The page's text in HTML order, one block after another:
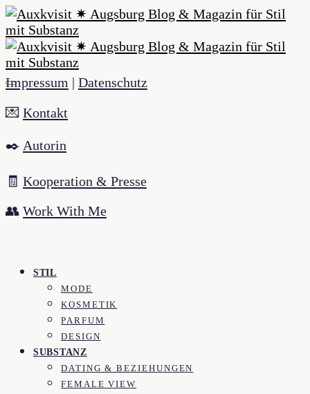
Impressum | Datenschutz
💌 Kontakt
✒️ Autorin
🧾 Kooperation & Presse
👥 Work With Me
STIL
MODE
KOSMETIK
PARFUM
DESIGN
SUBSTANZ
DATING & BEZIEHUNGEN
FEMALE VIEW